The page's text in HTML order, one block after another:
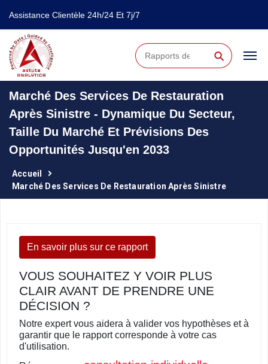
Assistance Clientèle 24h/24 Et 7j/7
⚲
Marché Des Services De Restauration
Après Sinistre - Dynamique Du Secteur,
Taille Du Marché Et Prévisions Des
Opportunités Jusqu'en 2033
Accueil
Marché Des Services De Restauration Après Sinistre
En savoir plus sur ce rapport
VOUS SOUHAITEZ Y VOIR PLUS
CLAIR AVANT DE PRENDRE UNE
DÉCISION ?
Notre expert vous aidera à valider vos hypothèses et à
garantir que le rapport corresponde à votre cas
d'utilisation.